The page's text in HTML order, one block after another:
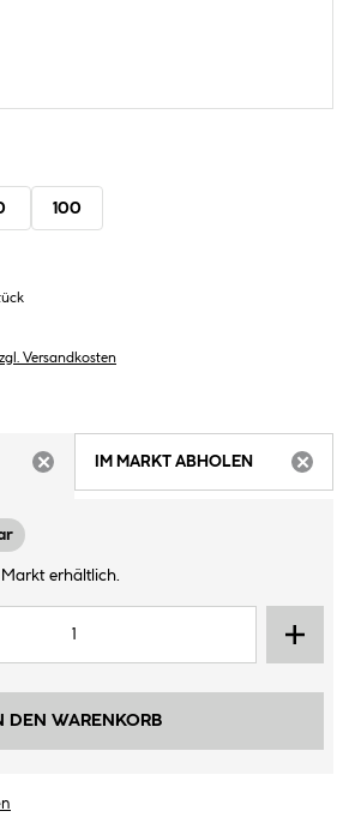
100
Versandkosten
IM MARKT ABHOLEN
erhältlich.
DEN WARENKORB